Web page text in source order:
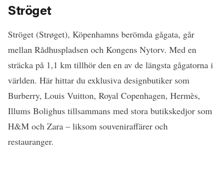
Ströget
Ströget (Strøget), Köpenhamns berömda gågata, går
mellan Rådhuspladsen och Kongens Nytorv. Med en
sträcka på 1,1 km tillhör den en av de längsta gågatorna i
världen. Här hittar du exklusiva designbutiker som
Burberry, Louis Vuitton, Royal Copenhagen, Hermès,
Illums Bolighus tillsammans med stora butikskedjor som
H&M och Zara – liksom souveniraffärer och
restauranger.